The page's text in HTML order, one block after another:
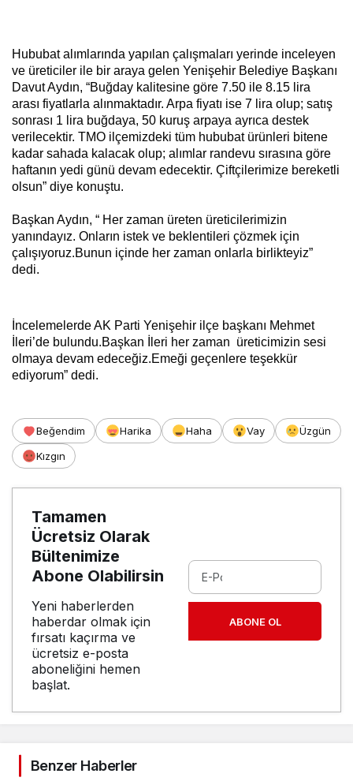
Hububat alımlarında yapılan çalışmaları yerinde inceleyen
ve üreticiler ile bir araya gelen Yenişehir Belediye Başkanı
Davut Aydın, “Buğday kalitesine göre 7.50 ile 8.15 lira
arası fiyatlarla alınmaktadır. Arpa fiyatı ise 7 lira olup; satış
sonrası 1 lira buğdaya, 50 kuruş arpaya ayrıca destek
verilecektir. TMO ilçemizdeki tüm hububat ürünleri bitene
kadar sahada kalacak olup; alımlar randevu sırasına göre
haftanın yedi günü devam edecektir. Çiftçilerimize bereketli
olsun” diye konuştu.
Başkan Aydın, “ Her zaman üreten üreticilerimizin
yanındayız. Onların istek ve beklentileri çözmek için
çalışıyoruz.Bunun içinde her zaman onlarla birlikteyiz”
dedi.
İncelemelerde AK Parti Yenişehir ilçe başkanı Mehmet
İleri’de bulundu.Başkan İleri her zaman üreticimizin sesi
olmaya devam edeceğiz.Emeği geçenlere teşekkür
ediyorum” dedi.
Beğendim Harika Haha Vay
Üzgün
Kızgın
Tamamen
Ücretsiz Olarak
Bültenimize
Abone Olabilirsin
Yeni haberlerden
haberdar olmak için
fırsatı kaçırma ve
ücretsiz e-posta
aboneliğini hemen
başlat.
ABONE OL
Benzer Haberler